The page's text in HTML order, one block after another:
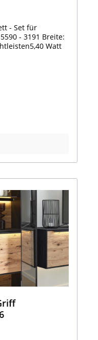
- Set für
3191 Breite:
Watt